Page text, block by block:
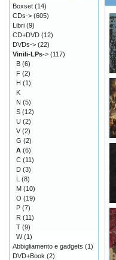
Boxset (14)
CDs-> (605)
Libri (9)
CD+DVD (12)
DVDs-> (22)
Vinili-LPs-> (117)
B (6)
F (2)
H (1)
K
N (5)
S (12)
U (2)
V (2)
G (2)
A (6)
C (11)
D (3)
L (8)
M (10)
O (19)
P (7)
R (11)
T (9)
W(1)
Abbigliamento e gadgets (1)
DVD+Book (2)